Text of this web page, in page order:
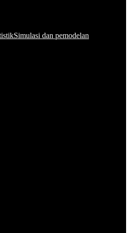
Simulasi dan pemodelan